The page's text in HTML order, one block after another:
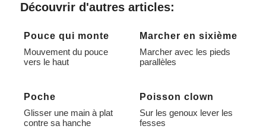
Alternative:
Découvrir d'autres articles:
Pouce qui monte
Mouvement du pouce
vers le haut
Marcher en sixième
Marcher avec les pieds
parallèles
Poche
Glisser une main à plat
contre sa hanche
Poisson clown
Sur les genoux lever les
fesses